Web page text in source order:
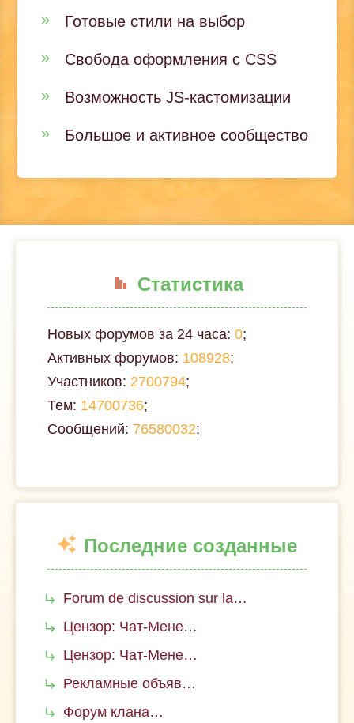
Готовые стили на выбор
Свобода оформления с CSS
Возможность JS-кастомизации
Большое и активное сообщество
Статистика
Новых форумов за 24 часа: 0;
Активных форумов: 108928;
Участников: 2700794;
Тем: 14700736;
Сообщений: 76580032;
Последние созданные
Forum de discussion sur la…
Цензор: Чат-Мене…
Цензор: Чат-Мене…
Рекламные объяв…
Форум клана…